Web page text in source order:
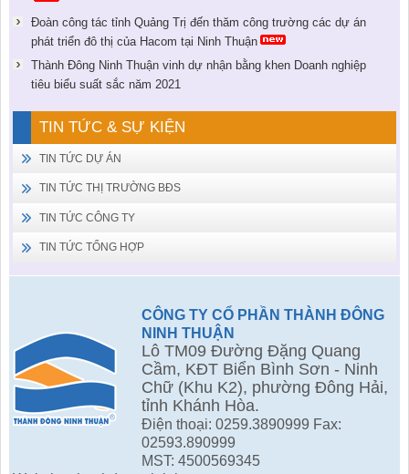
Đoàn công tác tỉnh Quảng Trị đến thăm công trường các dự án
phát triển đô thị của Hacom tại Ninh Thuận
Thành Đông Ninh Thuận vinh dự nhận bằng khen Doanh nghiệp
tiêu biểu suất sắc năm 2021
TIN TỨC & SỰ KIỆN
TIN TỨC DỰ ÁN
TIN TỨC THỊ TRƯỜNG BĐS
TIN TỨC CÔNG TY
TIN TỨC TỔNG HỢP
CÔNG TY CỔ PHẦN THÀNH ĐÔNG
NINH THUẬN
Lô TM09 Đường Đặng Quang
Cầm, KĐT Biển Bình Sơn - Ninh
Chữ (Khu K2), phường Đông Hải,
tỉnh Khánh Hòa.
Điện thoại: 0259.3890999 Fax:
02593.890999
MST: 4500569345